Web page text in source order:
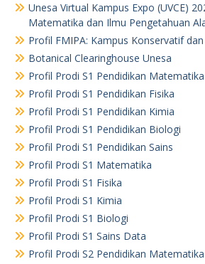
Unesa Virtual Kampus Expo (UVCE)
Matematika dan Ilmu Pengetahuan
Profil FMIPA: Kampus Konservatif
Botanical Clearinghouse Unesa
Profil Prodi S1 Pendidikan Matematika
Profil Prodi S1 Pendidikan Fisika
Profil Prodi S1 Pendidikan Kimia
Profil Prodi S1 Pendidikan Biologi
Profil Prodi S1 Pendidikan Sains
Profil Prodi S1 Matematika
Profil Prodi S1 Fisika
Profil Prodi S1 Kimia
Profil Prodi S1 Biologi
Profil Prodi S1 Sains Data
Profil Prodi S2 Pendidikan Matematika